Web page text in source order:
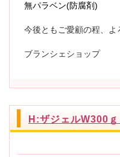
無パラベン(防腐剤)
今後ともご愛顧の程、
ブランシェショップ
H:ザジェルW300